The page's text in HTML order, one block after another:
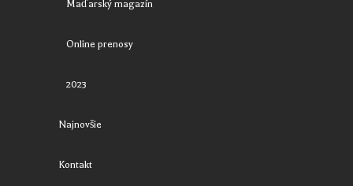
Maďarský magazín
Online prenosy
2023
Najnovšie
Kontakt